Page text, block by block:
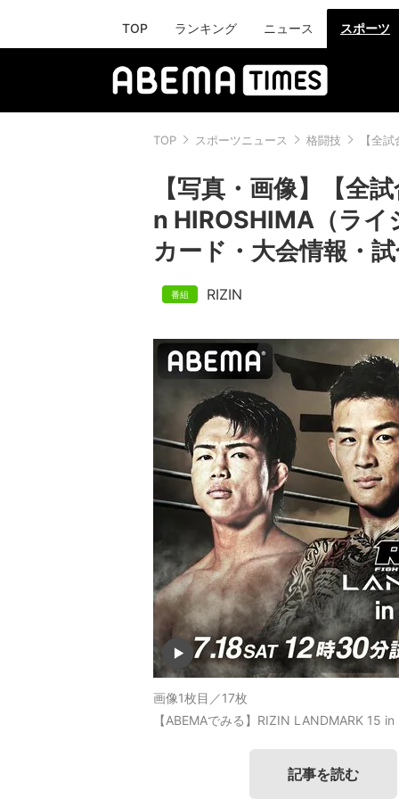
TOP ランキング ニュース スポーツ
TOP スポーツニュース 格闘技 【全
【写真・画像】【全
n HIROSHIMA（ライ
カード・大会情報・
RIZIN
画像1枚目／17枚
【ABEMAでみる】RIZIN LANDMARK 15
記事を読む